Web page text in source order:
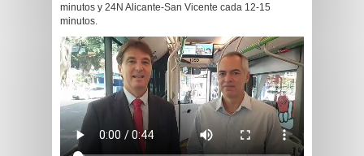
minutos y 24N Alicante-San Vicente cada 12-15
minutos.